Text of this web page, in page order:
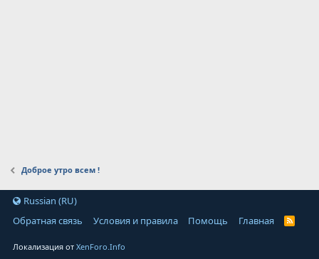
Доброе утро всем !
Russian (RU)
Обратная связь
Условия и правила Помощь Главная
Локализация отXenForo.Info